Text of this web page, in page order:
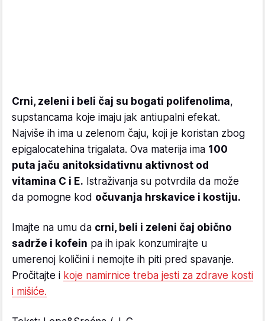
Crni, zeleni i beli čaj su bogati polifenolima,
supstancama koje imaju jak antiupalni efekat.
Najviše ih ima u zelenom čaju, koji je koristan zbog
epigalocatehina trigalata. Ova materija ima 100
puta jaču anitoksidativnu aktivnost od
vitamina C i E. Istraživanja su potvrdila da može
da pomogne kod očuvanja hrskavice i kostiju.
Imajte na umu da crni, beli i zeleni čaj obično
sadrže i kofein pa ih ipak konzumirajte u
umerenoj količini i nemojte ih piti pred spavanje.
Pročitajte i koje namirnice treba jesti za zdrave kosti
i mišiće.